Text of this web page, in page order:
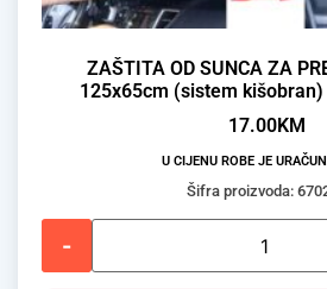
ZAŠTITA OD SUNCA ZA
125x65cm (sistem kišobran)
17.00KM
U CIJENU ROBE JE
Šifra proizvoda:
-